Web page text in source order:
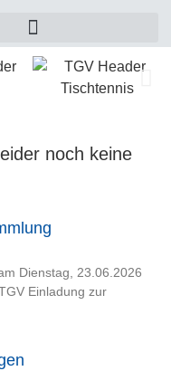
noch keine
Dienstag, 23.06.2026
Einladung zur